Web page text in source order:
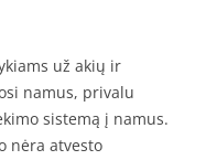
už akių ir
namus, privalu
sistemą į namus.
nėra atvesto